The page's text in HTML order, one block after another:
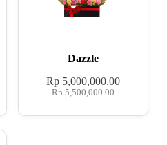
Dazzle
Rp5,500,000.00
Rp 5,000,000.00